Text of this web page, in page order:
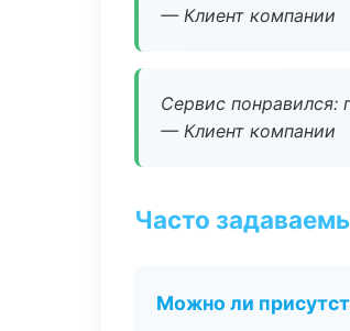
— Клиент компании
Сервис понравился:
— Клиент компании
Часто
Можно ли